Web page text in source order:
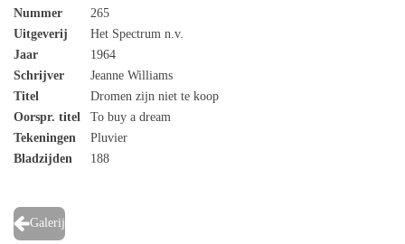
Nummer
265
Uitgeverij
Het Spectrum n.v.
Jaar
1964
Schrijver
Jeanne Williams
Titel
Dromen zijn niet te koop
Oorspr. titel
To buy a dream
Tekeningen
Pluvier
Bladzijden
188
Galerij